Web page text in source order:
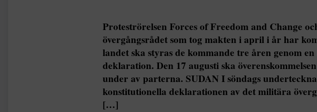
Proteströrelsen Forces of Freedom and Change
övergångsrådet som tog makten i april i år har
landet ska styras de kommande tre åren genom
deklaration. Den 17 augusti ska
under av parterna. SUDAN I söndags
konstitutionella deklarationen av det militära
[…]